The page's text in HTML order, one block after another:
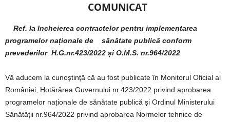
COMUNICAT
Ref. la încheierea contractelor pentru implementarea
programelor naționale de sănătate publică conform
prevederilor H.G.nr.423/2022 și O.M.S. nr.964/2022
Vă aducem la cunoștință că au fost publicate în Monitorul Oficial al
României, Hotărârea Guvernului nr.423/2022 privind aprobarea
programelor naționale de sănătate publică și Ordinul Ministerului
Sănătății nr.964/2022 privind aprobarea Normelor tehnice de